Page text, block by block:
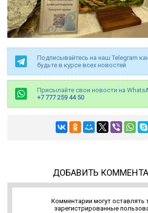
Подписывайтесь на наш Telegram
будьте в курсе всех новостей
Присылайте свои новости на
+7 777 259 44 50
ДОБАВИТЬ
Комментарии могут оставлять
зарегистрированные